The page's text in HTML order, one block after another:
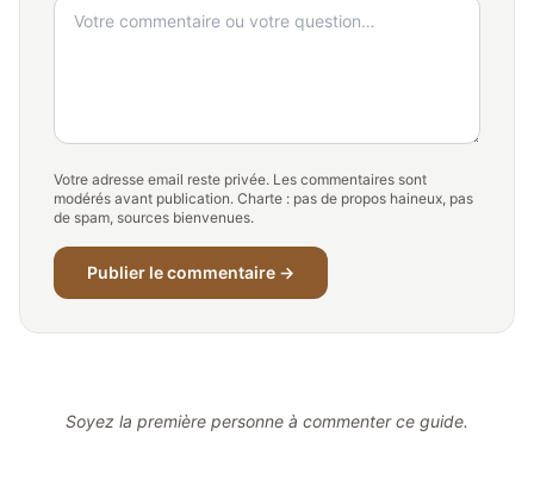
Votre adresse email reste privée. Les commentaires sont
modérés avant publication. Charte : pas de propos haineux, pas
de spam, sources bienvenues.
Publier le commentaire →
Soyez la première personne à commenter ce guide.